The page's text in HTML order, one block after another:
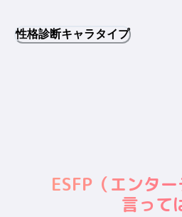
性格診断キャラタイプ
ESFP（エンタ
言って